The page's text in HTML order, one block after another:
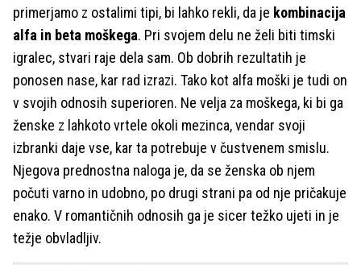
primerjamo z ostalimi tipi, bi lahko rekli, da je kombinacija
alfa in beta moškega. Pri svojem delu ne želi biti timski
igralec, stvari raje dela sam. Ob dobrih rezultatih je
ponosen nase, kar rad izrazi. Tako kot alfa moški je tudi on
v svojih odnosih superioren. Ne velja za moškega, ki bi ga
ženske z lahkoto vrtele okoli mezinca, vendar svoji
izbranki daje vse, kar ta potrebuje v čustvenem smislu.
Njegova prednostna naloga je, da se ženska ob njem
počuti varno in udobno, po drugi strani pa od nje pričakuje
enako. V romantičnih odnosih ga je sicer težko ujeti in je
težje obvladljiv.